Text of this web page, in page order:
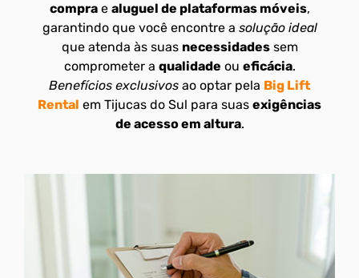
comprae aluguel de plataformas móveis,
garantindo que você encontre a solução ideal
que atenda às suas necessidadessem
comprometer a qualidade ou eficácia.
Benefícios exclusivos ao optar pela Big Lift
Rental em Tijucas do Sul para suas exigências
de acesso em altura.